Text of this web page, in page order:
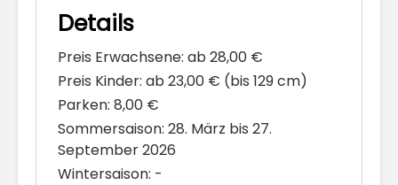
Details
Preis Erwachsene: ab 28,00 €
Preis Kinder: ab 23,00 € (bis 129 cm)
Parken: 8,00 €
Sommersaison: 28. März bis 27.
September 2026
Wintersaison: -